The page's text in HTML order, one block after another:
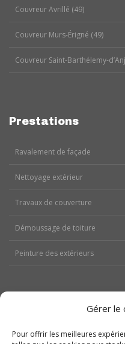
Gérer le
Pour offrir les meilleures
Couvreur Avrillé (49)
Couvreur Murs-Érigné (49)
Couvreur Saint-Barthélemy-
Prestations
Ravalement de façade
Nettoyage extérieur
Travaux de couverture
Démoussage de toiture
Peinture des extérieurs